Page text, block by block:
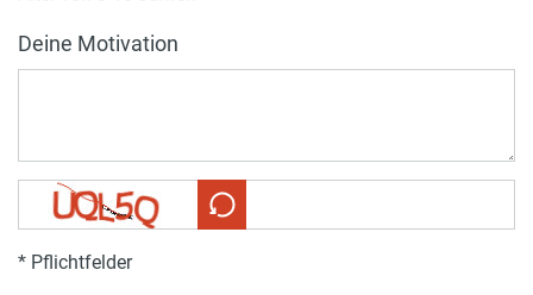
Deine Motivation
* Pflichtfelder